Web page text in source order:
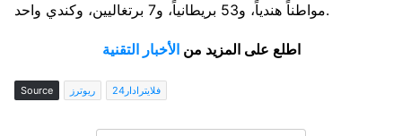
مواطناً هندياً، و53 بريطانياً، و7 برتغاليين، وكندي واحد.
اطلع على المزيد منالأخبار التقنية
Source ريوترز فلايترادار24